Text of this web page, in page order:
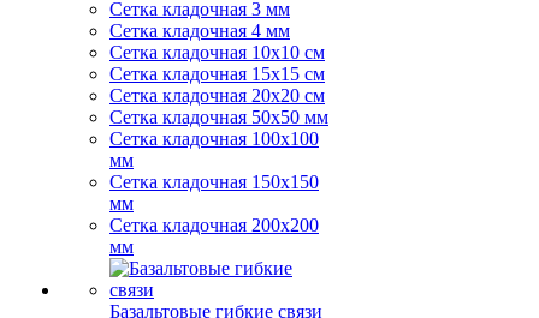
Сетка кладочная 3 мм
Сетка кладочная 4 мм
Сетка кладочная 10x10 см
Сетка кладочная 15x15 см
Сетка кладочная 20x20 см
Сетка кладочная 50x50 мм
Сетка кладочная 100x100
мм
Сетка кладочная 150x150
мм
Сетка кладочная 200x200
мм
Базальтовые гибкие связи